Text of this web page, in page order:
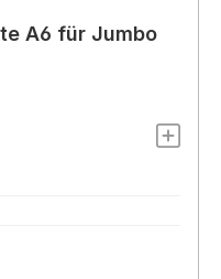
A6 für Jumbo